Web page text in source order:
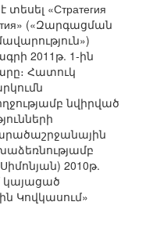
է տեսել «Стратегия
(«Զարգացման
2011թ. 1-ին
Հատուկ
նվիրված
2010թ.
կայացած
Կովկասում»